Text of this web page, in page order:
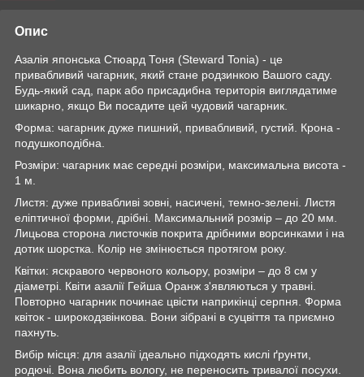
Опис
Азалія японська Стюард Тоня (Steward Tonia) - це
привабливий чагарник, який стане родзинкою Вашого саду.
Будь-який сад, парк або присадибна територія виглядатиме
шикарно, якщо Ви посадите цей чудовий чагарник.
Форма: чагарник дуже пишний, привабливий, густий. Крона -
подушкоподібна.
Розміри: чагарник має середні розміри, максимальна висота -
1 м.
Листя: дуже привабливі зовні, насичені, темно-зелені. Листя
еліптичної форми, дрібні. Максимальний розмір – до 20 мм.
Лицьова сторона листочків покрита дрібними ворсинками і на
дотик шорстка. Колір не змінюється протягом року.
Квітки: яскравого червоного кольору, розміри – до 8 см у
діаметрі. Квіти азалії Гейша Оранж з'являються у травні.
Повторно чагарник починає цвісти наприкінці серпня. Форма
квіток - широкодзвінкова. Вони зібрані в суцвіття та приємно
пахнуть.
Вибір місця: для азалії ідеально підходять кислі ґрунти,
родючі. Вона любить вологу, не переносить тривалої посухи.